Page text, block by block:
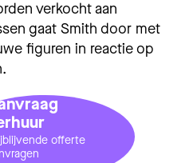
verkocht aan
gaat Smith door met
figuren in reactie op
offerte